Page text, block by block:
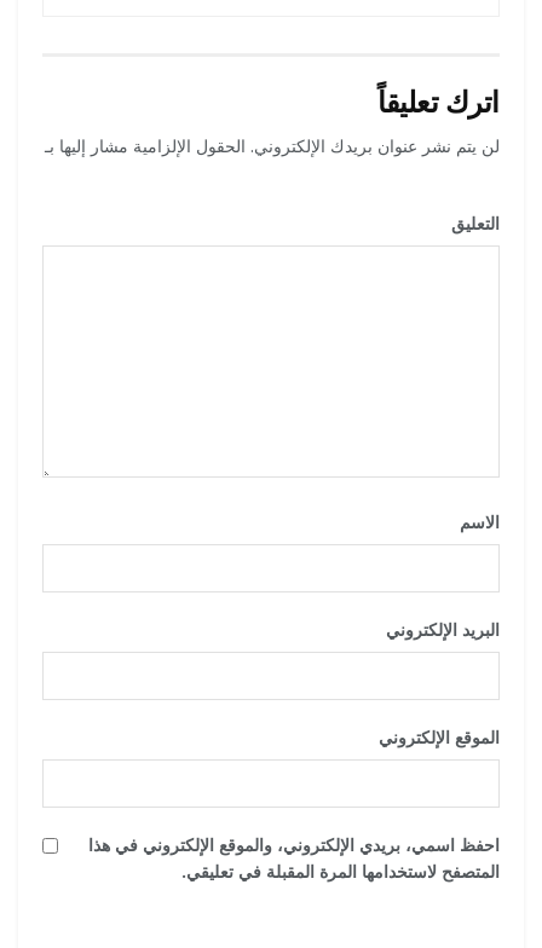
اترك تعليقاً
لن يتم نشر عنوان بريدك الإلكتروني. الحقول الإلزامية مشار إليها بـ
التعليق
الاسم
البريد الإلكتروني
الموقع الإلكتروني
احفظ اسمي، بريدي الإلكتروني، والموقع الإلكتروني في هذا
المتصفح لاستخدامها المرة المقبلة في تعليقي.